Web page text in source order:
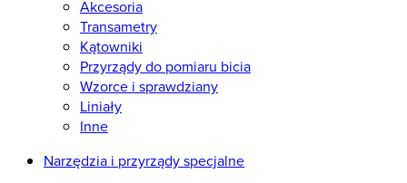
Akcesoria
Transametry
Kątowniki
Przyrządy do pomiaru bicia
Wzorce i sprawdziany
Liniały
Inne
Narzędzia i przyrządy specjalne